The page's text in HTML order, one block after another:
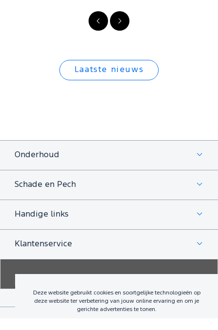
Volgende
Vorige
Laatste nieuws
Onderhoud
Schade en Pech
Handige links
Klantenservice
Deze website gebruikt cookies en soortgelijke technologieën op
deze website ter verbetering van jouw online ervaring en om je
gerichte advertenties te tonen.